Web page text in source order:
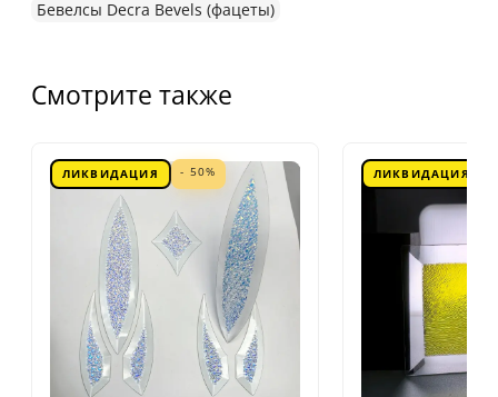
Бевелсы Decra Bevels (фацеты)
Смотрите также
ЛИКВИДАЦИЯ - 50% ЛИКВИДАЦИЯ